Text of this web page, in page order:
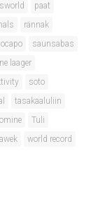
paat
rännak
saunsabas
laager
soto
tasakaaluliin
Tuli
world record